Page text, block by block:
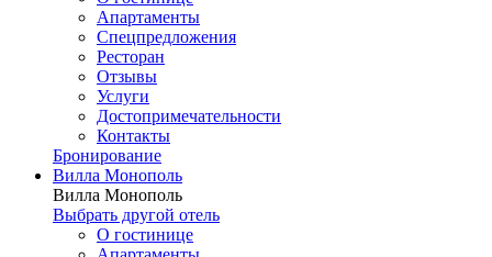
Апартаменты
Спецпредложения
Ресторан
Отзывы
Услуги
Достопримечательности
Контакты
Бронирование
Вилла Монополь
Вилла Монополь
Выбрать другой отель
О гостинице